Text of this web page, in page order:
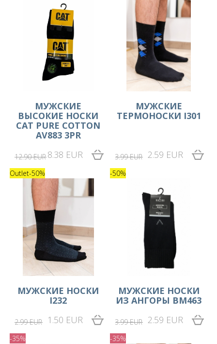
МУЖСКИЕ
ВЫСОКИЕ НОСКИ
CAT PURE COTTON
AV883 3PR
12.90 EUR 8.38 EUR
МУЖСКИЕ
ТЕРМОНОСКИ I301
3.99 EUR 2.59 EUR
Outlet-50%
MУЖСКИЕ НОСКИ
I232
2.99 EUR 1.50 EUR
-50%
MУЖСКИЕ НОСКИ
ИЗ АНГОРЫ BM463
3.99 EUR 2.59 EUR
-35% -35%